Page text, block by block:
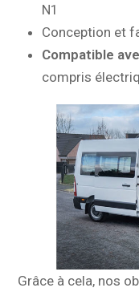
N1
Conception et
Compatible
compris
Grâce à cela, nos